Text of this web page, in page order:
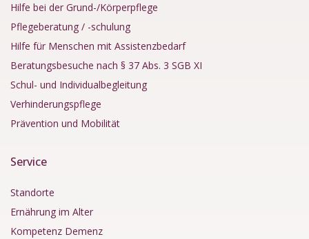
Hilfe bei der Grund-/Körperpflege
Pflegeberatung / -schulung
Hilfe für Menschen mit Assistenzbedarf
Beratungsbesuche nach § 37 Abs. 3 SGB XI
Schul- und Individualbegleitung
Verhinderungspflege
Prävention und Mobilität
Service
Standorte
Ernährung im Alter
Kompetenz Demenz